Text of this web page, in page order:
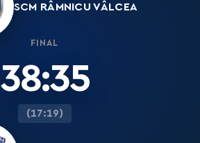
SCM RÂMNICU VÂLCEA
FINAL
38:35
(17:19)